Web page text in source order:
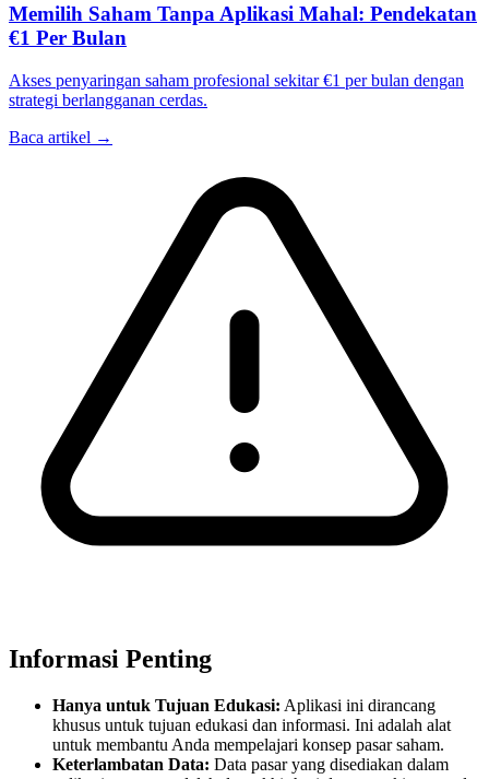
Memilih Saham Tanpa Aplikasi Mahal: Pendekatan
€1 Per Bulan
Akses penyaringan saham profesional sekitar €1 per bulan dengan
strategi berlangganan cerdas.
Baca artikel →
Informasi Penting
Hanya untuk Tujuan Edukasi: Aplikasi ini dirancang
khusus untuk tujuan edukasi dan informasi. Ini adalah alat
untuk membantu Anda mempelajari konsep pasar saham.
Keterlambatan Data: Data pasar yang disediakan dalam